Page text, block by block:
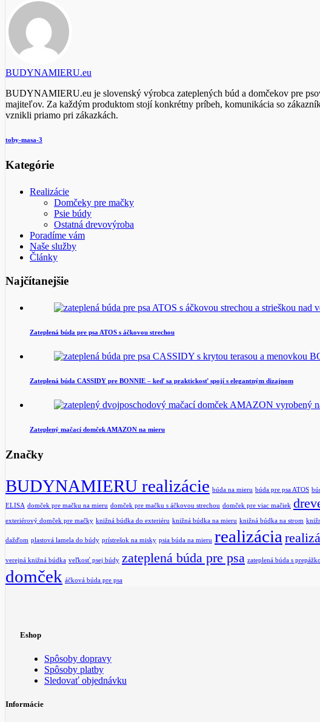
BUDYNAMIERU.eu
BUDYNAMIERU.eu je slovenský výrobca zateplených búd a domčekov pre
majiteľov. Za každým produktom stojí konkrétny príbeh, komunikácia so
vznikli priamo pri zákazkách.
toby-masa-3
Kategórie
Realizácie
Domčeky pre mačky
Psie búdy
Ostatná drevovýroba
Poradíme vám
Naše služby
Články
Najčítanejšie
Zateplená búda pre psa ATOS s áčkovou strechou
Zateplená búda CASSIDY pre BONNIE – keď sa praktickosť spojí s elegantným dizajnom
Zateplený mačací domček AMAZON na mieru
Značky
BUDYNAMIERU realizácie búda na mieru búda pre psa ATOS
ELISA domček pre mačku na mieru domček pre mačku s áčkovou strechou domček pre viac mačiek
exteriérový domček pre mačky knižná búdka do exteriéru knižná búdka na mieru knižná búdka na strom
dažďom plastová lamela do búdy prístrešok na misky psia búda na mieru realizácia
verejná knižná búdka veľkosť psej búdy zateplená búda pre psa zateplená búda s
domček áčková búda pre psa
Eshop
Spôsoby dopravy
Spôsoby platby
Sledovať objednávku
Informácie